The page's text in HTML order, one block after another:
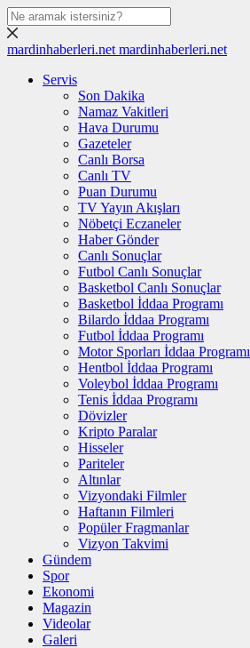
mardinhaberleri.net mardinhaberleri.net
Servis
Son Dakika
Namaz Vakitleri
Hava Durumu
Gazeteler
Canlı Borsa
Canlı TV
Puan Durumu
TV Yayın Akışları
Nöbetçi Eczaneler
Haber Gönder
Canlı Sonuçlar
Futbol Canlı Sonuçlar
Basketbol Canlı Sonuçlar
Basketbol İddaa Programı
Bilardo İddaa Programı
Futbol İddaa Programı
Motor Sporları İddaa Programı
Hentbol İddaa Programı
Voleybol İddaa Programı
Tenis İddaa Programı
Dövizler
Kripto Paralar
Hisseler
Pariteler
Altınlar
Vizyondaki Filmler
Haftanın Filmleri
Popüler Fragmanlar
Vizyon Takvimi
Gündem
Spor
Ekonomi
Magazin
Videolar
Galeri